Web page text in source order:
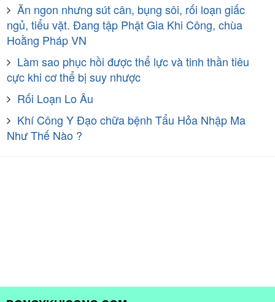
Ăn ngon nhưng sút cân, bụng sôi, rối loạn giấc
ngủ, tiểu vặt. Đang tập Phật Gia Khi Công, chùa
Hoằng Pháp VN
Làm sao phục hồi được thể lực và tinh thần tiêu
cực khi cơ thể bị suy nhược
Rối Loạn Lo Âu
Khí Công Y Đạo chữa bệnh Tẩu Hỏa Nhập Ma
Như Thế Nào ?